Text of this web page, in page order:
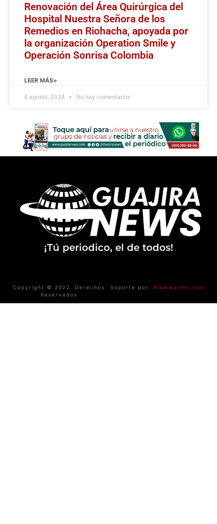
Renovación del Área Quirúrgica del
Hospital Nuestra Señora de los
Remedios en Riohacha, apoyada por
la organización Operation Smile y
Operación Sonrisa Colombia
LEER MÁS»
8 agosto, 2024 No hay comentarios
¡Tú periodico, el de todos!
Copyright © 2022. Derechos
Reservados
Soporte por: Riverasofts.com